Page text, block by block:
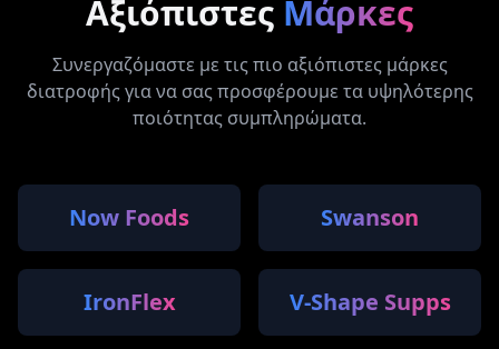
Αξιόπιστες Μάρκες
Συνεργαζόμαστε με τις πιο αξιόπιστες μάρκες
διατροφής για να σας προσφέρουμε τα υψηλότερης
ποιότητας συμπληρώματα.
Now Foods Swanson
IronFlex V-Shape Supps